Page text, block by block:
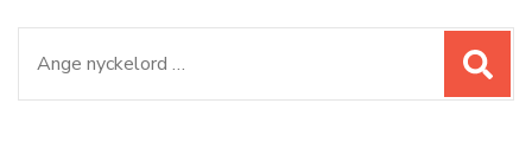
efter: